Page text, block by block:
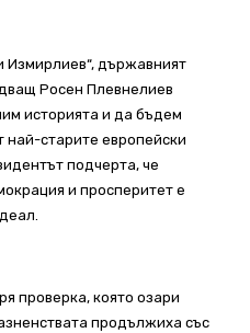
Измирлиев“, държавният
Росен Плевнелиев
историята и да бъдем
старите европейски
подчерта, че
и просперитет е
проверка, която озари
продължиха със